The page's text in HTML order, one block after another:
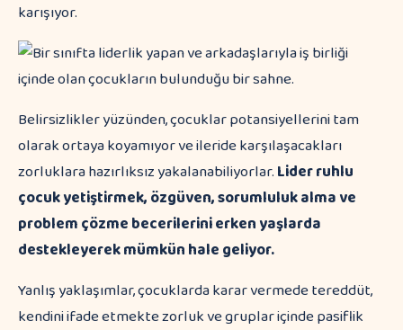
karışıyor.
Belirsizlikler yüzünden, çocuklar potansiyellerini tam
olarak ortaya koyamıyor ve ileride karşılaşacakları
zorluklara hazırlıksız yakalanabiliyorlar.Lider ruhlu
çocuk yetiştirmek, özgüven, sorumluluk alma ve
problem çözme becerilerini erken yaşlarda
destekleyerek mümkün hale geliyor.
Yanlış yaklaşımlar, çocuklarda karar vermede tereddüt,
kendini ifade etmekte zorluk ve gruplar içinde pasiflik